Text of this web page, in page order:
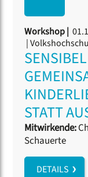
Workshop |
|
STATT
Mitwirkende:
Schauerte
DETAILS